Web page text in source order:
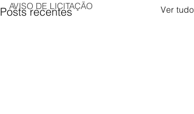
AVISO DE LICITAÇÃO
Posts recentes Ver tudo